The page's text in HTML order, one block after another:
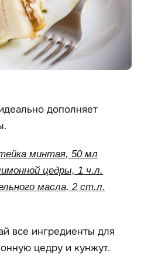
дополняет
минтая, 50 мл
цедры, 1 ч.л.
масла, 2 ст.л.
все ингредиенты для
цедру и кунжут.